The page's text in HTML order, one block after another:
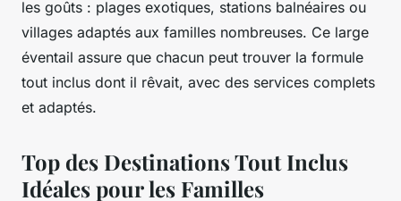
les goûts : plages exotiques, stations balnéaires ou
villages adaptés aux familles nombreuses. Ce large
éventail assure que chacun peut trouver la formule
tout inclus dont il rêvait, avec des services complets
et adaptés.
Top des Destinations Tout Inclus
Idéales pour les Familles